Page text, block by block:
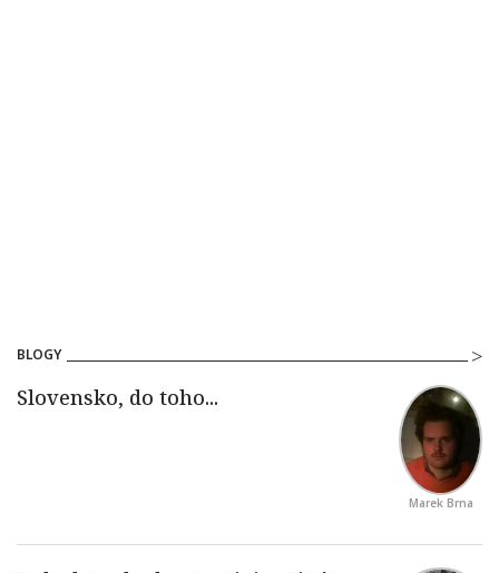
BLOGY
Marek Brna